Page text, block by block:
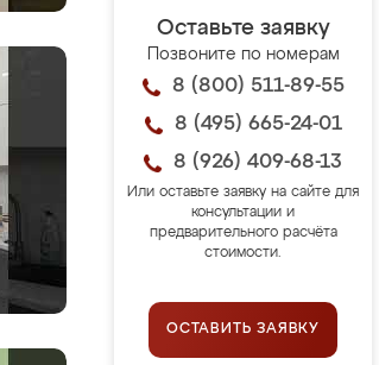
Оставьте заявку
Позвоните по номерам
8 (800) 511-89-55
8 (495) 665-24-01
8 (926) 409-68-13
Или оставьте заявку на сайте для
консультации и
предварительного расчёта
стоимости.
ОСТАВИТЬ ЗАЯВКУ